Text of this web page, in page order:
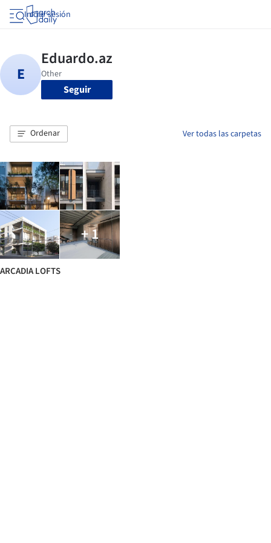
Iniciar sesión
Seguir
Ordenar Ver todas las carpetas
+ 1
ARCADIA LOFTS